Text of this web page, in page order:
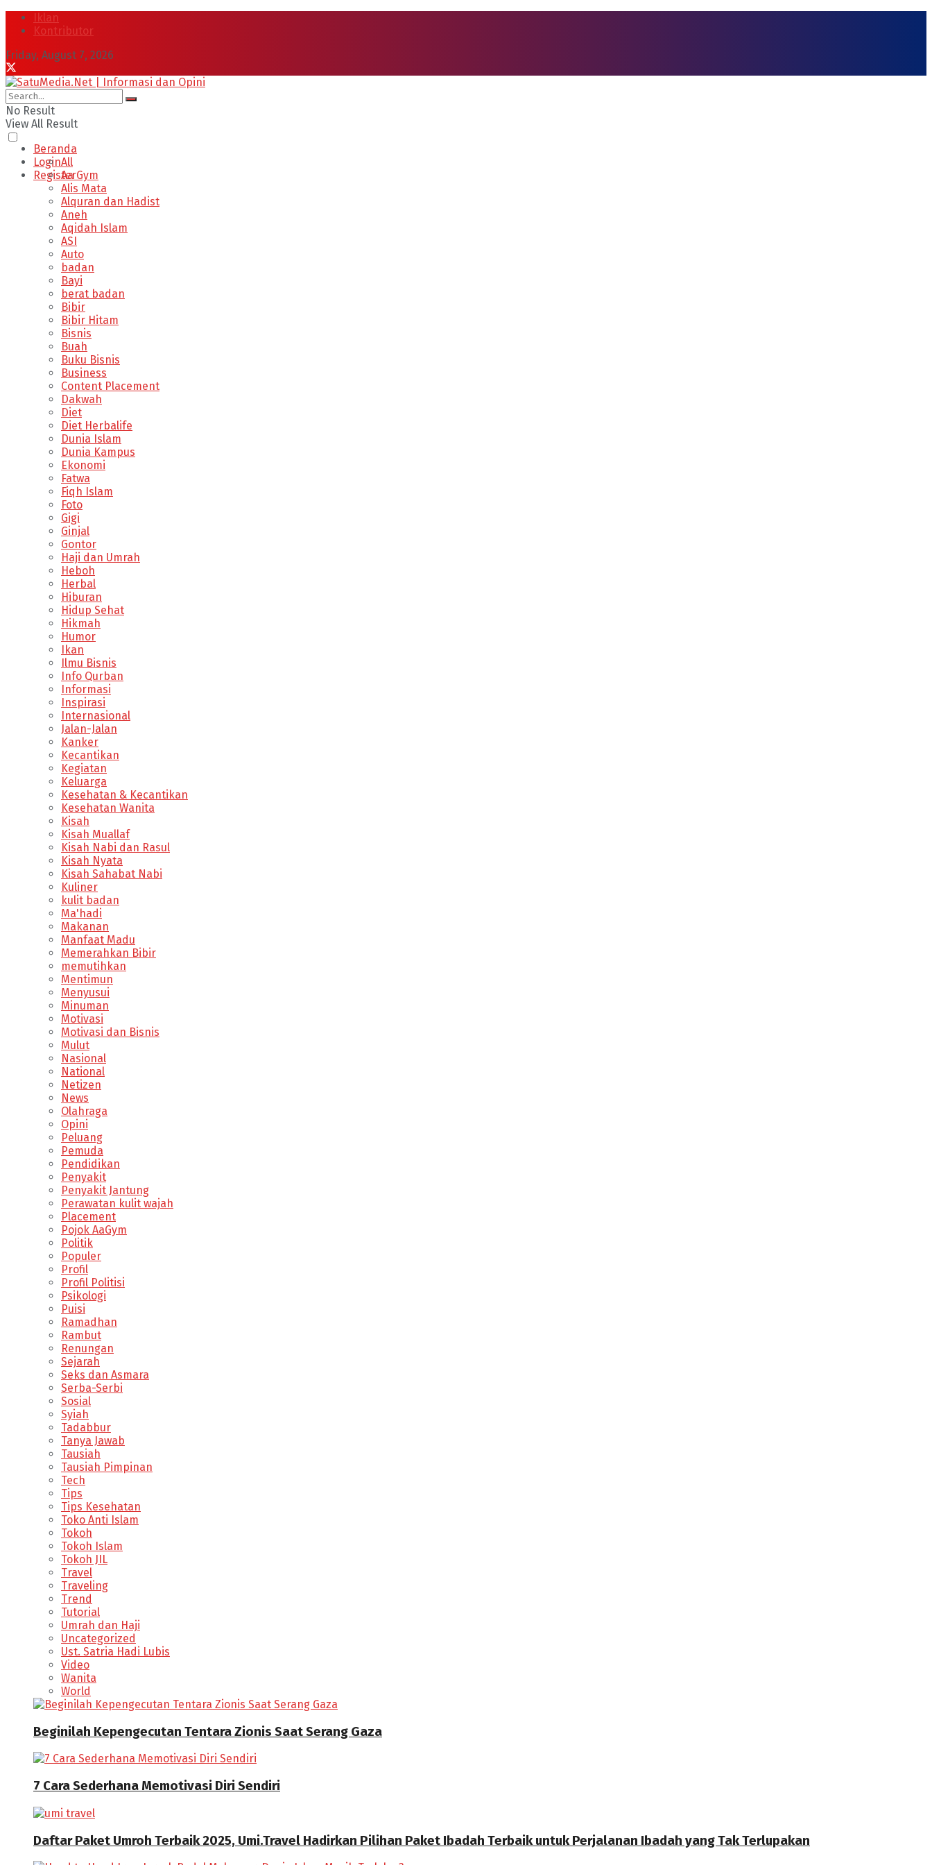
Iklan
Kontributor
Friday, August 7, 2026
No Result
View All Result
Login
Register
Beranda
All
Aa Gym
Alis Mata
Alquran dan Hadist
Aneh
Aqidah Islam
ASI
Auto
badan
Bayi
berat badan
Bibir
Bibir Hitam
Bisnis
Buah
Buku Bisnis
Business
Content Placement
Dakwah
Diet
Diet Herbalife
Dunia Islam
Dunia Kampus
Ekonomi
Fatwa
Fiqh Islam
Foto
Gigi
Ginjal
Gontor
Haji dan Umrah
Heboh
Herbal
Hiburan
Hidup Sehat
Hikmah
Humor
Ikan
Ilmu Bisnis
Info Qurban
Informasi
Inspirasi
Internasional
Jalan-Jalan
Kanker
Kecantikan
Kegiatan
Keluarga
Kesehatan & Kecantikan
Kesehatan Wanita
Kisah
Kisah Muallaf
Kisah Nabi dan Rasul
Kisah Nyata
Kisah Sahabat Nabi
Kuliner
kulit badan
Ma'hadi
Makanan
Manfaat Madu
Memerahkan Bibir
memutihkan
Mentimun
Menyusui
Minuman
Motivasi
Motivasi dan Bisnis
Mulut
Nasional
National
Netizen
News
Olahraga
Opini
Peluang
Pemuda
Pendidikan
Penyakit
Penyakit Jantung
Perawatan kulit wajah
Placement
Pojok AaGym
Politik
Populer
Profil
Profil Politisi
Psikologi
Puisi
Ramadhan
Rambut
Renungan
Sejarah
Seks dan Asmara
Serba-Serbi
Sosial
Syiah
Tadabbur
Tanya Jawab
Tausiah
Tausiah Pimpinan
Tech
Tips
Tips Kesehatan
Toko Anti Islam
Tokoh
Tokoh Islam
Tokoh JIL
Travel
Traveling
Trend
Tutorial
Umrah dan Haji
Uncategorized
Ust. Satria Hadi Lubis
Video
Wanita
World
Beginilah Kepengecutan Tentara Zionis Saat Serang Gaza
7 Cara Sederhana Memotivasi Diri Sendiri
Daftar Paket Umroh Terbaik 2025, Umi.Travel Hadirkan Pilihan Paket Ibadah Terbaik untuk Perjalanan Ibadah yang Tak Terlupakan